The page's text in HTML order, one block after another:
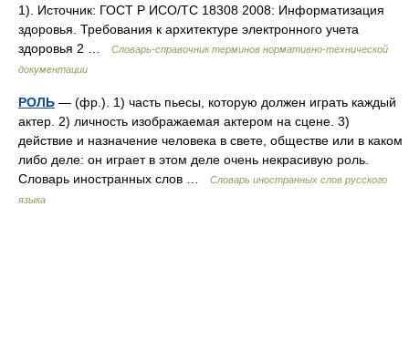
1). Источник: ГОСТ Р ИСО/ТС 18308 2008: Информатизация
здоровья. Требования к архитектуре электронного учета
здоровья 2 …
Словарь-справочник терминов нормативно-технической
документации
РОЛЬ — (фр.). 1) часть пьесы, которую должен играть каждый
актер. 2) личность изображаемая актером на сцене. 3)
действие и назначение человека в свете, обществе или в каком
либо деле: он играет в этом деле очень некрасивую роль.
Словарь иностранных слов …
Словарь иностранных слов русского
языка